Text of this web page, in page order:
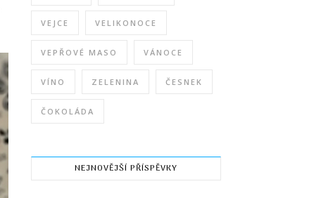
VEJCE VELIKONOCE
VEPŘOVÉ MASO VÁNOCE
VÍNO ZELENINA ČESNEK
ČOKOLÁDA
NEJNOVĚJŠÍ PŘÍSPĚVKY